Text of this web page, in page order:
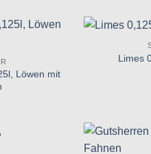
hinzufügen
Löwen mit
Limes